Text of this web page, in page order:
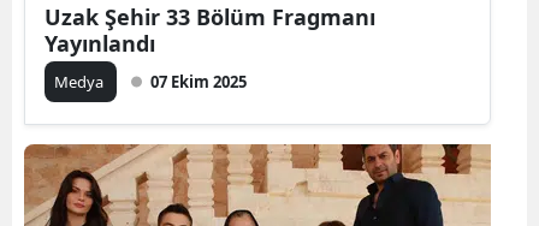
Uzak Şehir 33 Bölüm Fragmanı
Yayınlandı
Medya 07 Ekim 2025